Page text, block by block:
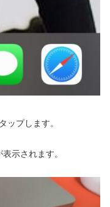
ップします。
示されます。